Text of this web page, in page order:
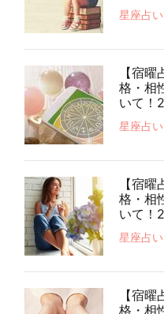
星座占い
【宿
格・相
いて！
星座占い
【宿
格・相
いて！
星座占い
【宿
格・相